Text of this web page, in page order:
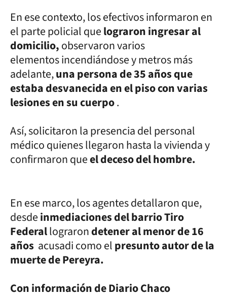
En ese contexto, los efectivos informaron en
el parte policial quelograron ingresar al
domicilio,observaron varios
elementos incendiándose y metros más
adelante,una persona de 35 años que
estaba desvanecida en el piso con varias
lesiones en su cuerpo.
Así, solicitaron la presencia del personal
médico quienes llegaron hasta la vivienda y
confirmaron queel deceso del hombre.
En ese marco, los agentes detallaron que,
desdeinmediaciones del barrio Tiro
Federallograrondetener al menor de 16
años acusadi como elpresunto autor de la
muerte de Pereyra.
Con información de Diario Chaco